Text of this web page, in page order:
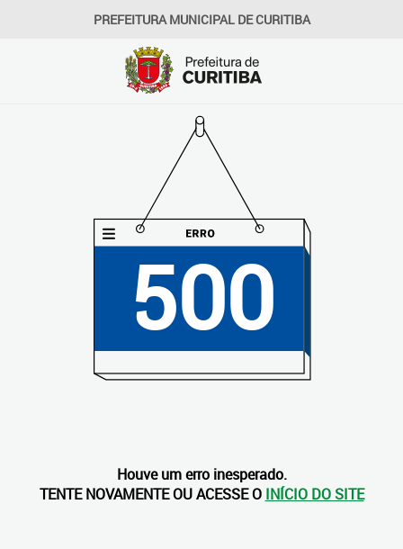
PREFEITURA MUNICIPAL DE CURITIBA
500
Houve um erro inesperado.
TENTE NOVAMENTE OU ACESSE O INÍCIO DO SITE